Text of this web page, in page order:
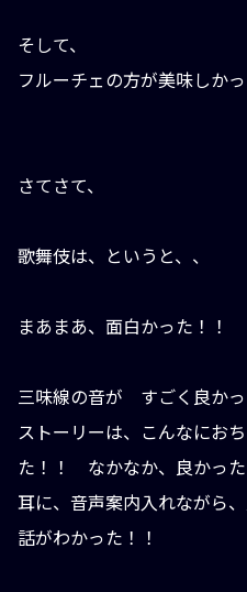
そして、
フルーチェの方が美味しかっ
さてさて、
歌舞伎は、というと、、
まあまあ、面白かった！！
三味線の音が すごく良かっ
ストーリーは、こんなにお
た！！ なかなか、良かった
耳に、音声案内入れながら、
話がわかった！！